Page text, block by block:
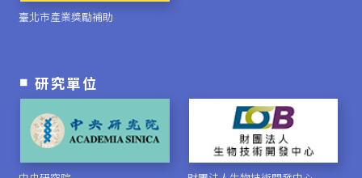
臺北市產業獎勵補助
研究單位